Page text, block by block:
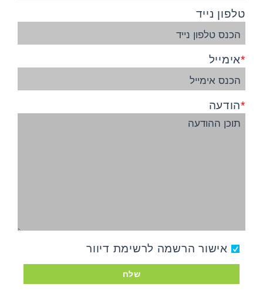
טלפון נייד
אימייל
הודעה
אישור הרשמה לרשימת דיוור
שלח